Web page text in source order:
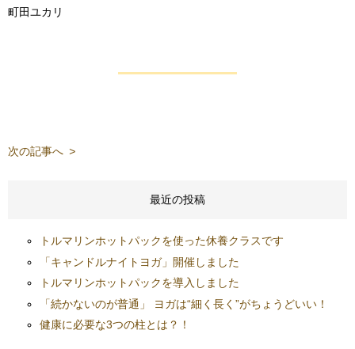
町田ユカリ
次の記事へ >
最近の投稿
トルマリンホットパックを使った休養クラスです
「キャンドルナイトヨガ」開催しました
トルマリンホットパックを導入しました
「続かないのが普通」 ヨガは“細く長く”がちょうどいい！
健康に必要な3つの柱とは？！